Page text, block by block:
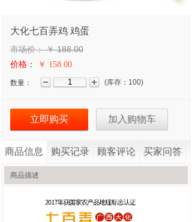
大化七百弄鸡 鸡蛋
市场价： ￥188.00
价格： ￥ 158.00
数量： (库存： 100)
立即购买 加入购物车
商品信息 购买记录 顾客评论 买家问答
商品描述